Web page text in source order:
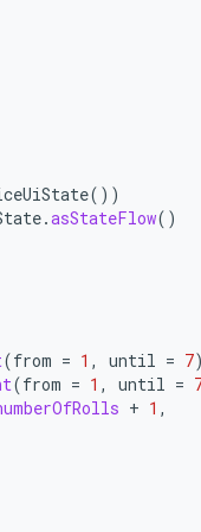
())
.asStateFlow()
(from = 1 , until = 7
(from = 1 , until =
+ 1 ,